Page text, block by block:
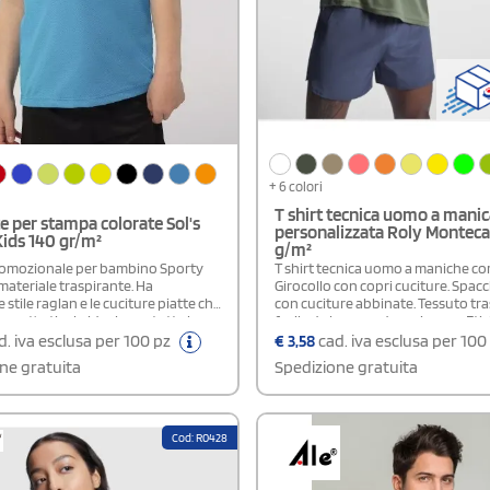
per stampa colorate Sol's
140 gr/m²
per bambino Sporty
traspirante. Ha
stile raglan e le cuciture piatte che
ideale per tutte le
sportive. Queste magliette
sono disponibili in un'ampia
e colori, tra cui delle tonalità
modello Uomo e Donna
iva esclusa per 100 pz
gratuita
+ 6 colori
T shirt tecnica uomo a
personalizzata Roly
g/m²
T shirt tecnica uomo a maniche
Girocollo con copri cuciture.
con cuciture abbinate. Tessuto
facile da lavare e da asciugare.
rimovibile. Tessuto tecnico.
ultravioletti.Composizione: 100%
Piquè.Certificazioni: OEKO-TEX®
100.
€3,58cad. iva esclusa per
Spedizione gratuita
Cod: R0428